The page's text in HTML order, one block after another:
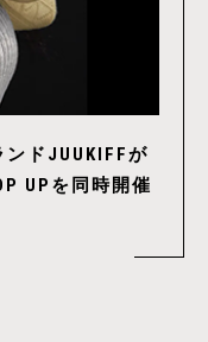
ドJUUKIFFが
UPを同時開催